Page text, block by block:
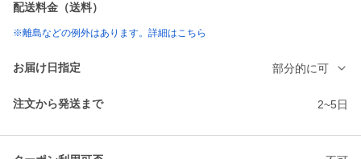
配送料金（送料）
※離島などの例外はあります。詳細はこちら
お届け日指定 部分的に可
注文から発送まで 2~5日